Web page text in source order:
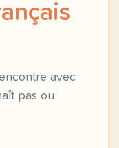
avec
pas ou